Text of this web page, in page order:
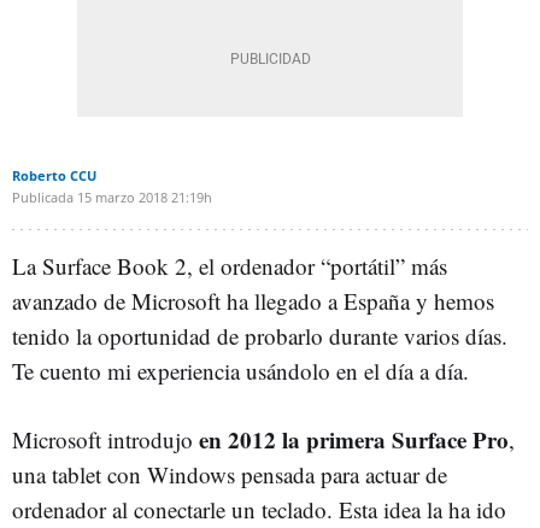
Roberto CCU
Publicada 15 marzo 2018 21:19h
La Surface Book 2, el ordenador “portátil” más
avanzado de Microsoft ha llegado a España y hemos
tenido la oportunidad de probarlo durante varios días.
Te cuento mi experiencia usándolo en el día a día.
Microsoft introdujo en 2012 la primera Surface Pro,
una tablet con Windows pensada para actuar de
ordenador al conectarle un teclado. Esta idea la ha ido